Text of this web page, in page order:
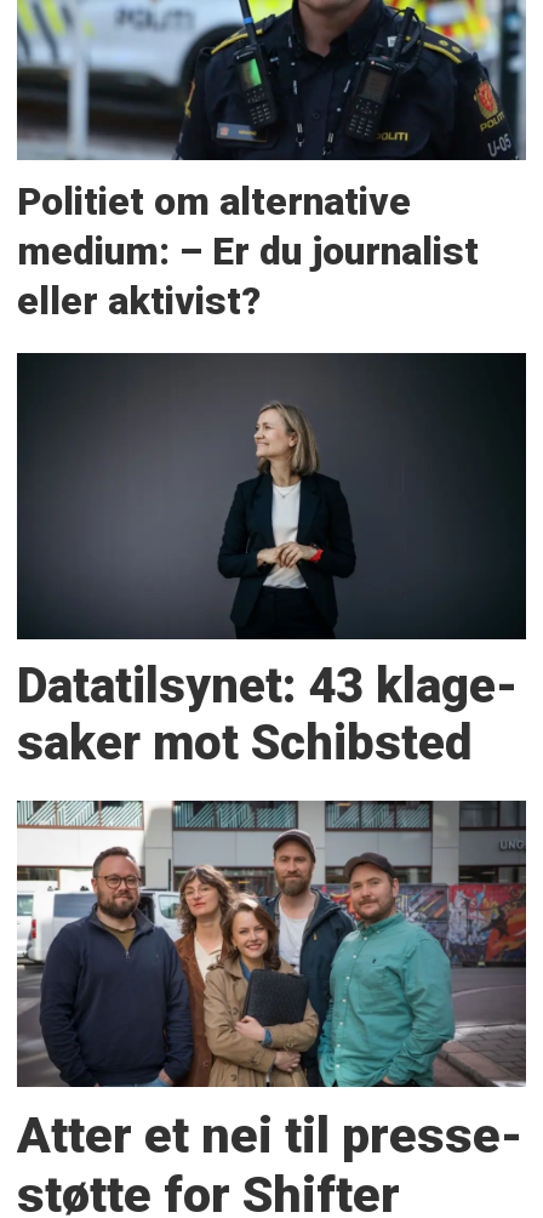
Politiet om alternative
medium: – Er du journalist
eller aktivist?
Datatilsynet: 43 klage­
saker mot Schibsted
Atter et nei til presse­
støtte for Shifter